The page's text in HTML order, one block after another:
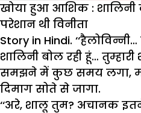
खोया हुआ आशिक : शालिनी
परेशान थी विनीता
Story in Hindi.
शालिनी बोल रही हूं…
समझने में कुछ समय लगा,
दिमाग सोते से जागा.
‘‘अरे, शालू तुम? अचानक